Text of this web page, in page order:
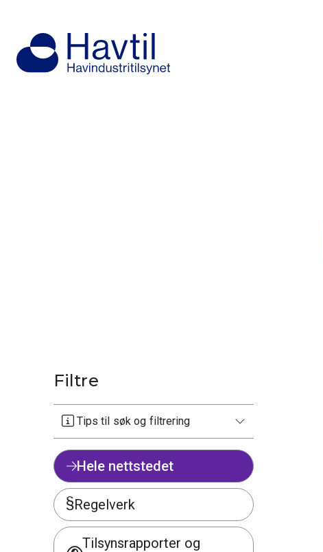
Filtre
Tips til søk og filtrering
Hele nettstedet
Regelverk
Tilsynsrapporter og